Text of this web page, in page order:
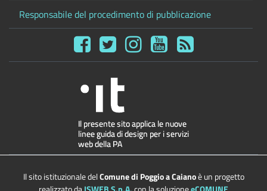
Responsabile del procedimento di pubblicazione
Il sito istituzionale delComune di Poggio a Caianoè un progetto